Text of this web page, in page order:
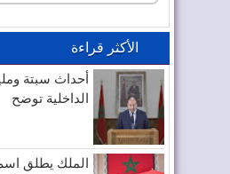
الأكثر قراءة
أحداث سبتة
الداخلية توضح
الملك يطلق